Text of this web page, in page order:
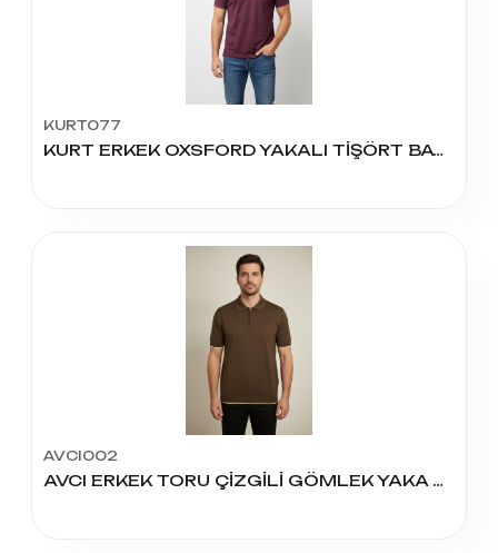
KURT077
KURT ERKEK OXSFORD YAKALI TİŞÖRT BATTAL
AVCI002
AVCI ERKEK TORU ÇİZGİLİ GÖMLEK YAKA FERMUARLI MODEL